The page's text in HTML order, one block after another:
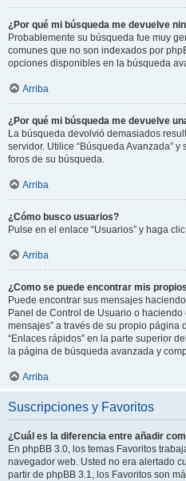
¿Por qué mi búsqueda me devuelve
Probablemente su búsqueda fue muy
comunes que no son indexados por
opciones disponibles en la búsqueda
Arriba
¿Por qué mi búsqueda me devuelve
La búsqueda devolvió demasiados
servidor. Utilice “Búsqueda Avanzada”
foros de su búsqueda.
Arriba
¿Cómo busco usuarios?
Pulse en el enlace “Usuarios” y haga
Arriba
¿Como se puede encontrar mis
Puede encontrar sus mensajes
Panel de Control de Usuario o haciendo
mensajes” a través de su propio página
“Enlaces rápidos” en la parte superior
la página de búsqueda avanzada y
Arriba
Suscripciones y Favoritos
¿Cuál es la diferencia entre añadir
En phpBB 3.0, los temas Favoritos
navegador web. Usted no era alertado
partir de phpBB 3.1, los Favoritos son